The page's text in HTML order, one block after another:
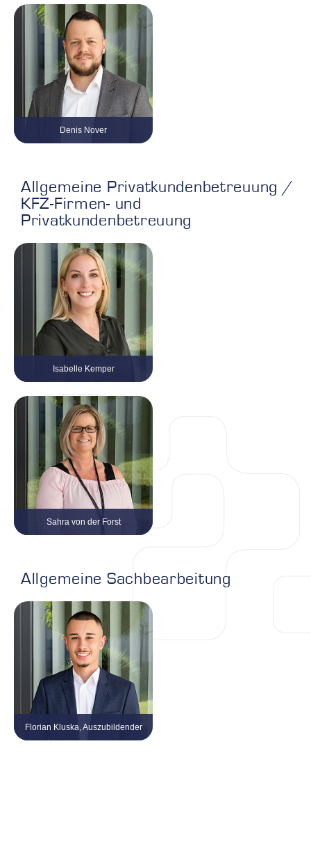
Firmenkundenbetreuung
Tel. 0 21 61 / 999 38 – 23
sabine.gransee@kvv-gruppe.com
Denis Nover
denis.nover@kvv-gruppe.com
Allgemeine Privatkundenbetreuung /
KFZ-Firmen- und
Privatkundenbetreuung
Isabelle Kemper
isabelle.kemper@kvv-gruppe.com
Sahra von der Forst
Allgemeine Sachbearbeitung
Florian Kluska, Auszubildender